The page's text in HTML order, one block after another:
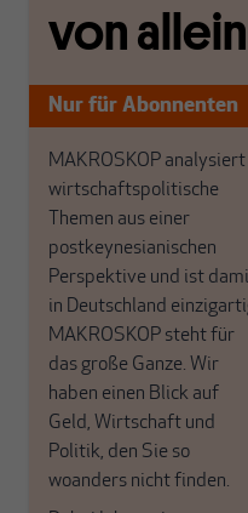
von
Nur für Abonnenten
MAKROSKOP analysiert
wirtschaftspolitische
Themen aus einer
postkeynesianischen
Perspektive und ist
in Deutschland
MAKROSKOP steht für
das große Ganze. Wir
haben einen Blick auf
Geld, Wirtschaft und
Politik, den Sie so
woanders nicht finden.